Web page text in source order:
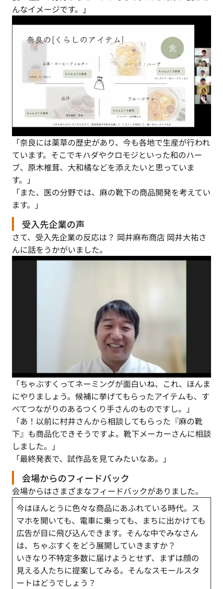
んなイメージです。」
「奈良には薬草の歴史があり、今も各地で生産が行われ
ています。そこでキハダやクロモジといった和のハー
ブ、原木椎茸、大和橘などを添えたいと思っていま
す。」
「また、医の分野では、麻の靴下の商品開発を考えてい
ます。」
受入先企業の声
さて、受入先企業の反応は？ 岡井麻布商店 岡井大祐さ
んに話をうかがいました。
「ちゃぶすくってネーミングが面白いね、これ、ほんま
にやりましょう。候補に挙げてもらったアイテムも、す
べてつながりのあるつくり手さんのものですし。」
「あ！以前に村井さんから相談してもらった『麻の靴
下』も商品化できそうですよ。靴下メーカーさんに相談
しました。」
「最終発表で、試作品を見てみたいなあ。」
会場からのフィードバック
会場からはさまざまなフィードバックがありました。
今はほんとうに色々な商品にあふれている時代。ス
マホを開いても、電車に乗っても、まちに出かけても
広告が目に飛び込んできます。そんな中でみなさん
は、ちゃぶすくをどう展開していきますか？
いきなり不特定多数に届けようとせず、まずは顔の
見える人たちに提案してみる。そんなスモールスタ
ートはどうでしょう？